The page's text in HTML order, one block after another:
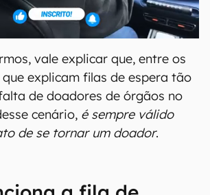
vale explicar que, entre os
explicam filas de espera tão
de doadores de órgãos no
cenário, é sempre válido
de se tornar um doador.